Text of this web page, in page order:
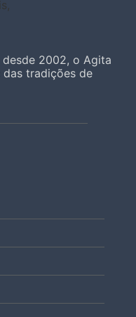
desde 2002, o Agita
das tradições de